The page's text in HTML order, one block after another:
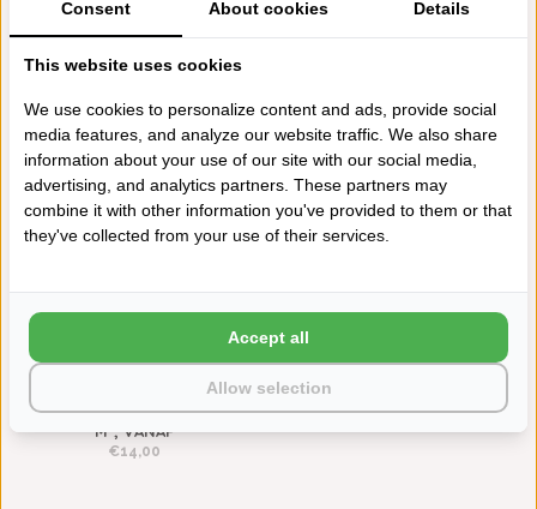
ABYSS HABIDECOR MUST
GRAM PER M², VANAF
NAVY (314), 2200 GRAM PER
M², VANAF
€148,00
500 GRAMS
ABYSS HABIDECOR TWILL
NAVY (314), 500 GRAM PER
M², VANAF
€14,00
Consent About cookies Details
This website uses cookies
We use cookies to personalize content and ads, provide social
media features, and analyze our website traffic. We also share
information about your use of our site with our social media,
advertising, and analytics partners. These partners may
combine it with other information you've provided to them or that
they've collected from your use of their services.
Allow selection
Accept all